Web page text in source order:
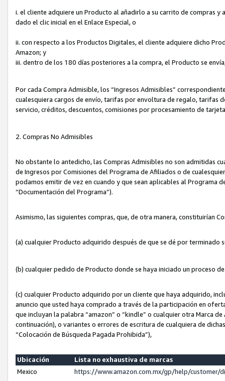
i. el cliente adquiere un Producto al añadirlo a su carrito de compras
dado el clic inicial en el Enlace Especial, o
ii. con respecto a los Productos Digitales, el cliente adquiere dicho
Amazon; y
iii. dentro de los 180 días posteriores a la compra, el Producto se
Por cada Compra Admisible, los “Ingresos Admisibles”
cualesquiera cargos de envío, tarifas por envoltura de regalo, tarifas
servicio, créditos, descuentos, comisiones por procesamiento de
2. Compras No Admisibles
No obstante lo antedicho, las Compras Admisibles no son admitidas
de Ingresos por Comisiones del Programa de Afiliados o de
podamos emitir de vez en cuando y que sean aplicables al Programa
“Documentación del Programa”).
Asimismo, las siguientes compras, que, de otra manera, constituirían
(a) cualquier Producto adquirido después de que se dé por terminado
(b) cualquier pedido de Producto donde se haya iniciado un proceso
(c) cualquier Producto adquirido por un cliente que haya adquirido,
anuncio que usted haya comprado a través de la participación en
que incluyan la palabra “amazon” o “kindle” o cualquier otra Marca
continuación), o variantes o errores de escritura de cualquiera de
“Colocación de Búsqueda Pagada Prohibida”),
Ubicación
Lista no exhaustiva de marcas
Mexico
https://www.amazon.com.mx/gp/help/customer/